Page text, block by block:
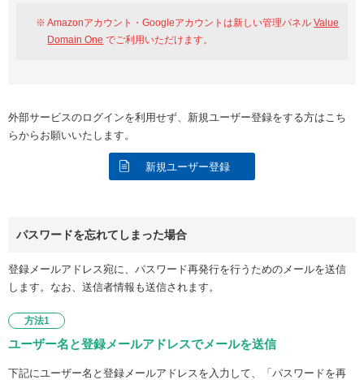
Amazonアカウント・Googleアカウントは新しい管理パネルValue
Domain One でご利用いただけます。
外部サービスのログインを利用せず、新規ユーザー登録をする方はこち
らからお願いいたします。
新規ユーザー登録
パスワードを忘れてしまった場合
登録メールアドレス宛に、パスワード再発行を行うためのメールを送信
します。なお、送信者情報も送信されます。
方法1
ユーザー名と登録メールアドレスでメールを送信
下記にユーザー名と登録メールアドレスを入力して、「パスワードを再